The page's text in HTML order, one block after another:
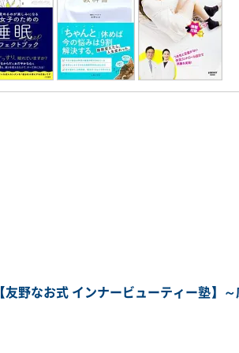
【友野なお式 インナービューティー塾】